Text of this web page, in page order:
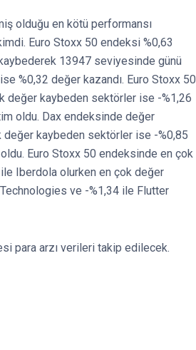
olduğu en kötü performansı
Euro Stoxx 50 endeksi %0,63
13947 seviyesinde günü
%0,32 değer kazandı. Euro Stoxx 50
değer kaybeden sektörler ise -%1,26
oldu. Dax endeksinde değer
değer kaybeden sektörler ise -%0,85
Euro Stoxx 50 endeksinde en çok
Iberdola olurken en çok değer
ve -%1,34 ile Flutter
para arzı verileri takip edilecek.